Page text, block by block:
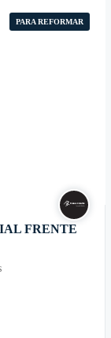
PARA REFORMAR
FRENTE